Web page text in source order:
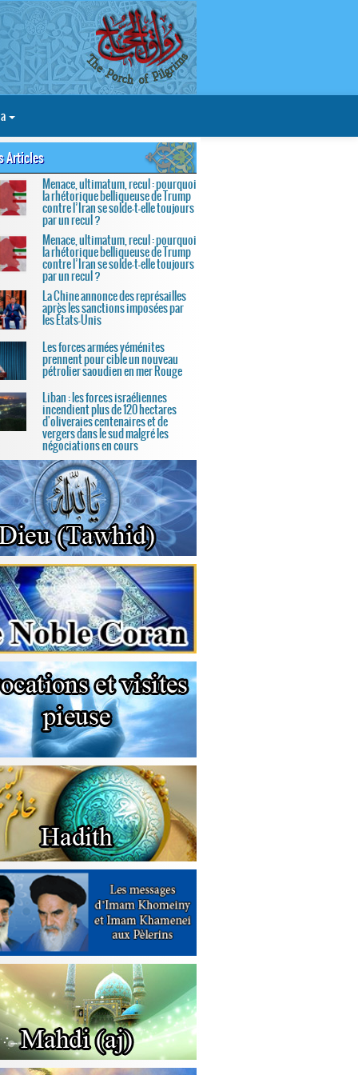
Articles
Menace, ultimatum, recul : pourquoi
la rhétorique belliqueuse de Trump
contre l’Iran se solde-t-elle toujours
par un recul ?
Menace, ultimatum, recul : pourquoi
la rhétorique belliqueuse de Trump
contre l’Iran se solde-t-elle toujours
par un recul ?
La Chine annonce des représailles
après les sanctions imposées par
les États-Unis
Les forces armées yéménites
prennent pour cible un nouveau
pétrolier saoudien en mer Rouge
Liban : les forces israéliennes
incendient plus de 120 hectares
d'oliveraies centenaires et de
vergers dans le sud malgré les
négociations en cours